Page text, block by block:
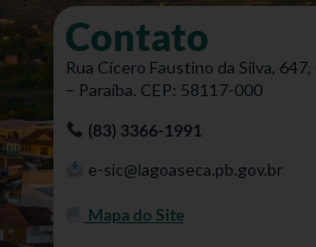
Contato
Rua Cícero Faustino da Silva,
– Paraíba. CEP: 58117-000
(83) 3366-1991
e-sic@lagoaseca.pb.gov.br
Mapa do Site